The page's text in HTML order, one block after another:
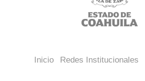
Inicio Redes Institucionales